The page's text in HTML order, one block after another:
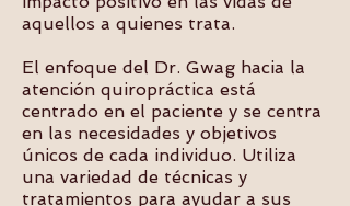
aquellos a quienes trata.
El enfoque del Dr. Gwag hacia la
atención quiropráctica está
centrado en el paciente y se centra
en las necesidades y objetivos
únicos de cada individuo. Utiliza
una variedad de técnicas y
tratamientos para ayudar a sus